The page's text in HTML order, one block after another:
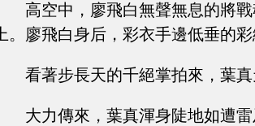
高空中，廖飛白無聲無息的將
上。廖飛白身后，彩衣手邊低垂的
看著步長天的千絕掌拍來，葉
大力傳來，葉真渾身陡地如遭